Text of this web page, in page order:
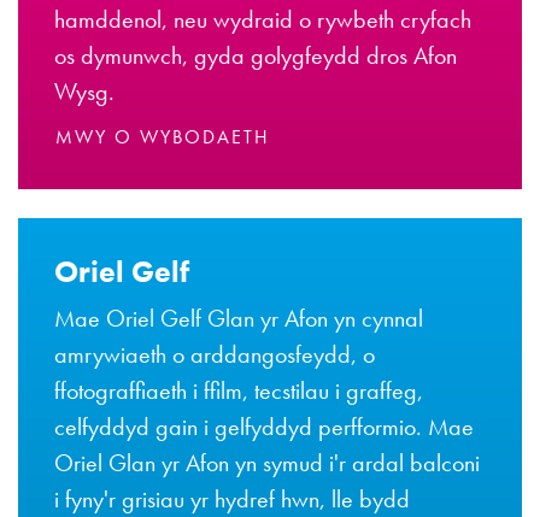
hamddenol, neu wydraid o rywbeth cryfach
os dymunwch, gyda golygfeydd dros Afon
Wysg.
MWY O WYBODAETH
Oriel Gelf
Mae Oriel Gelf Glan yr Afon yn cynnal
amrywiaeth o arddangosfeydd, o
ffotograffiaeth i ffilm, tecstilau i graffeg,
celfyddyd gain i gelfyddyd perfformio. Mae
Oriel Glan yr Afon yn symud i'r ardal balconi
i fyny'r grisiau yr hydref hwn, lle bydd